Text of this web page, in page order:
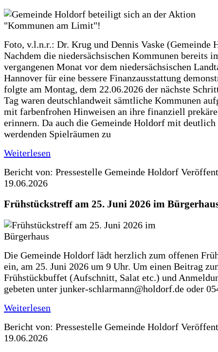
Foto, v.l.n.r.: Dr. Krug und Dennis Vaske (Gemeinde
Nachdem die niedersächsischen Kommunen bereits
vergangenen Monat vor dem niedersächsischen
Hannover für eine bessere Finanzausstattung
folgte am Montag, dem 22.06.2026 der nächste
Tag waren deutschlandweit sämtliche Kommunen
mit farbenfrohen Hinweisen an ihre finanziell
erinnern. Da auch die Gemeinde Holdorf mit deutlich
werdenden Spielräumen zu
Weiterlesen
Bericht von: Pressestelle Gemeinde Holdorf
19.06.2026
Frühstückstreff am 25. Juni 2026 im
Die Gemeinde Holdorf lädt herzlich zum offenen
ein, am 25. Juni 2026 um 9 Uhr. Um einen Beitrag
Frühstückbuffet (Aufschnitt, Salat etc.) und
gebeten unter junker-schlarmann@holdorf.de oder
Weiterlesen
Bericht von: Pressestelle Gemeinde Holdorf
19.06.2026